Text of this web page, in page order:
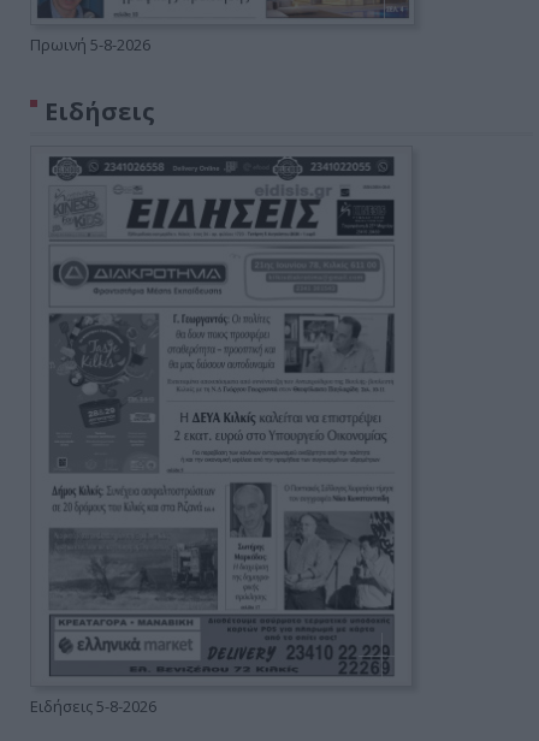
Πρωινή 5-8-2026
Ειδήσεις
Ειδήσεις 5-8-2026